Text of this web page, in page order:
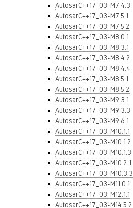
AutosarC++17_03-M7.4.3
AutosarC++17_03-M7.5.1
AutosarC++17_03-M7.5.2
AutosarC++17_03-M8.0.1
AutosarC++17_03-M8.3.1
AutosarC++17_03-M8.4.2
AutosarC++17_03-M8.4.4
AutosarC++17_03-M8.5.1
AutosarC++17_03-M8.5.2
AutosarC++17_03-M9.3.1
AutosarC++17_03-M9.3.3
AutosarC++17_03-M9.6.1
AutosarC++17_03-M10.1.1
AutosarC++17_03-M10.1.2
AutosarC++17_03-M10.1.3
AutosarC++17_03-M10.2.1
AutosarC++17_03-M10.3.3
AutosarC++17_03-M11.0.1
AutosarC++17_03-M12.1.1
AutosarC++17_03-M14.5.2